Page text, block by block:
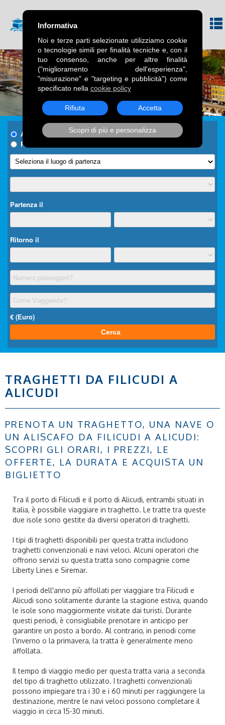
TRAGHETTI DA FILICUDI A
ALICUDI
PRENOTA UN TRAGHETTO, UNA NAVE O
UN ALISCAFO DA FILICUDI A ALICUDI:
SCOPRI GLI ORARI, I PREZZI, LE
OFFERTE, LA DURATA E ACQUISTA UN
BIGLIETTO
Tra il porto di Filicudi e il porto di Alicudi, entrambi situati in
Italia, è possibile viaggiare in traghetto. Le tratte tra queste
due isole sono gestite da diversi operatori di traghetti.
I tipi di traghetti disponibili per questa tratta includono
traghetti convenzionali e navi veloci. Alcuni operatori che
offrono servizi su questa tratta sono compagnie come
Liberty Lines e Siremar.
I periodi dell'anno più affollati per viaggiare tra Filicudi e
Alicudi sono solitamente durante la stagione estiva, quando
le isole sono maggiormente visitate dai turisti. Durante
questi periodi, è consigliabile prenotare in anticipo per
garantire un posto a bordo. Al contrario, in periodi come
l'inverno o la primavera, la tratta è generalmente meno
affollata.
Il tempo di viaggio medio per questa tratta varia a seconda
del tipo di traghetto utilizzato. I traghetti convenzionali
possono impiegare tra i 30 e i 60 minuti per raggiungere la
destinazione, mentre le navi veloci possono completare il
viaggio in circa 15-30 minuti.
Informativa
Noi e terze parti selezionate utilizziamo cookie
o tecnologie simili per finalità tecniche e, con il
tuo consenso, anche per altre finalità
("miglioramento dell'esperienza",
"misurazione" e "targeting e pubblicità") come
specificato nella cookie policy
Rifiuta Accetta
Scopri di più e personalizza